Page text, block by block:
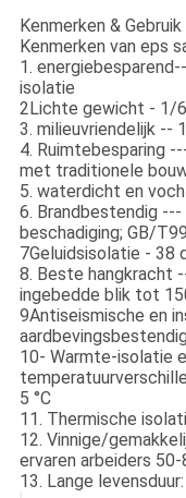
Kenmerken & Gebruik
Kenmerken van eps
1.
isolatie
2Lichte gewicht - 1/
3. milieuvriendelijk --
4. Ruimtebesparing
met traditionele
5. waterdicht en
6. Brandbestendig
beschadiging; GB/
7Geluidsisolatie - 38
8. Beste hangkracht
ingebedde blik tot
9Antiseismische en
10- Warmte-isolatie
5 °C
11. Thermische
12. Vinnige/
ervaren arbeiders
13. Lange